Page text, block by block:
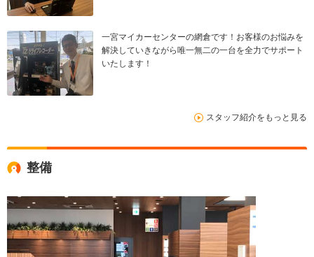
一宮マイカーセンターの網倉です！お客様のお悩みを
解決していきながら唯一無二の一台を全力でサポート
いたします！
スタッフ紹介をもっと見る
整備